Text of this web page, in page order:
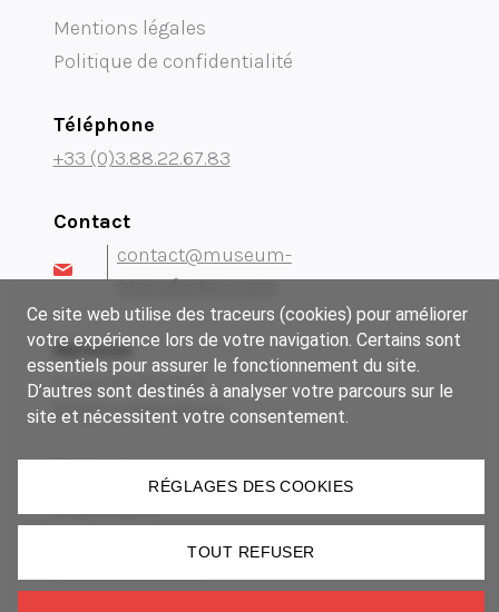
Mentions légales
Politique de confidentialité
Téléphone
+33 (0)3.88.22.67.83
Contact
contact@museum-
manufactory.com
Adresse
14 rue du Brochet
67300 Schiltigheim
Notre groupe
Lézard Graphique
Ce site web utilise des traceurs (cookies) pour améliorer
votre expérience lors de votre navigation. Certains sont
essentiels pour assurer le fonctionnement du site.
D’autres sont destinés à analyser votre parcours sur le
site et nécessitent votre consentement.
RÉGLAGES DES COOKIES
TOUT REFUSER